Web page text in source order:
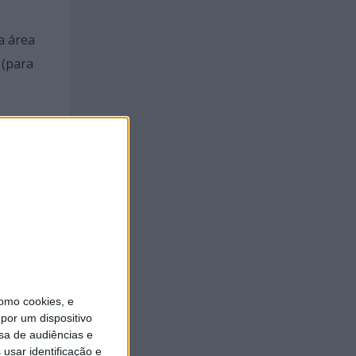
cookies, e
um dispositivo
de audiências e
identificação e
área
do